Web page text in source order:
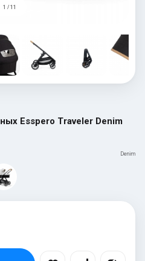
1 / 11
Esspero Traveler Denim
Denim